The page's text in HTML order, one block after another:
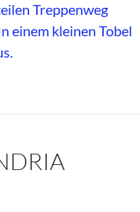
Treppenweg
einem kleinen Tobel